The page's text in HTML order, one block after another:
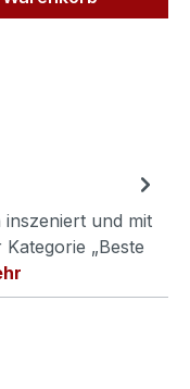
und mit
„Beste